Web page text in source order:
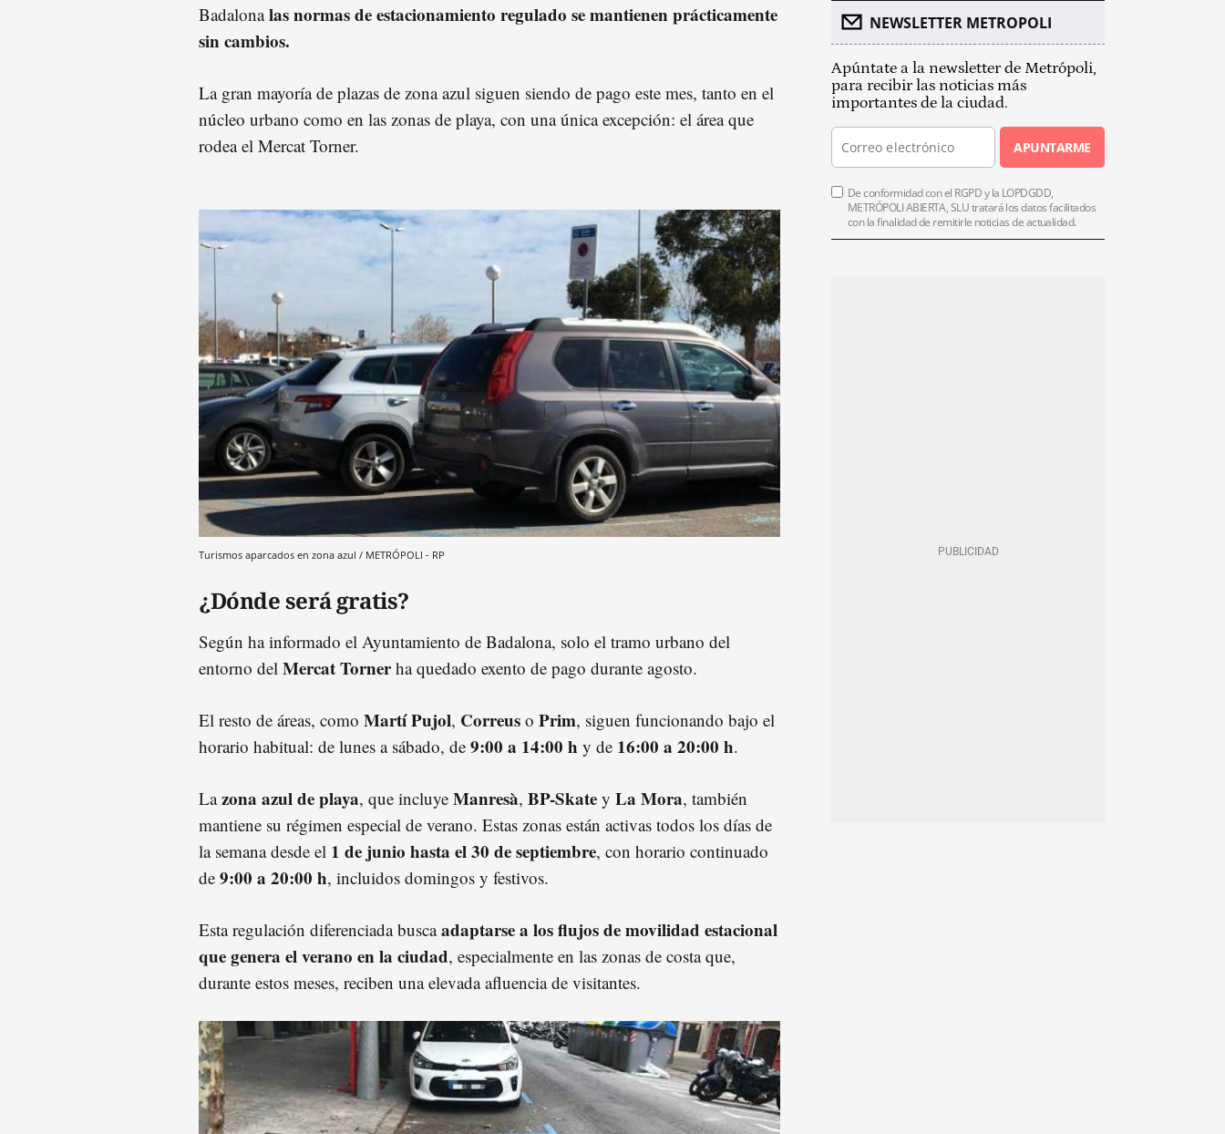
Badalonalas normas de estacionamiento regulado se mantienen prácticamente
sin cambios.
La gran mayoría de plazas de zona azul siguen siendo de pago este mes, tanto en el
núcleo urbano como en las zonas de playa, con una única excepción: el área que
rodea el Mercat Torner.
Turismos aparcados en zona azul / METRÓPOLI - RP
¿Dónde será gratis?
Según ha informado el Ayuntamiento de Badalona, solo el tramo urbano del
entorno del Mercat Tornerha quedado exento de pago durante agosto.
El resto de áreas, como Martí Pujol, Correus o Prim, siguen funcionando bajo el
horario habitual: de lunes a sábado, de 9:00 a 14:00 h y de 16:00 a 20:00 h.
Lazona azul de playa, que incluye Manresà, BP-Skate y La Mora, también
mantiene su régimen especial de verano. Estas zonas están activas todos los días de
la semana desde el 1 de junio hasta el 30 de septiembre, con horario continuado
de 9:00 a 20:00 h, incluidos domingos y festivos.
Esta regulación diferenciada buscaadaptarse a los flujos de movilidad estacional
que genera el verano en la ciudad, especialmente en las zonas de costa que,
durante estos meses, reciben una elevada afluencia de visitantes.
NEWSLETTER METROPOLI
Apúntate a la newsletter de Metrópoli,
para recibir las noticias más
importantes de la ciudad.
APUNTARME
De conformidad con el RGPD y la LOPDGDD,
METRÓPOLI ABIERTA, SLU tratará los datos facilitados
con la finalidad de remitirle noticias de actualidad.